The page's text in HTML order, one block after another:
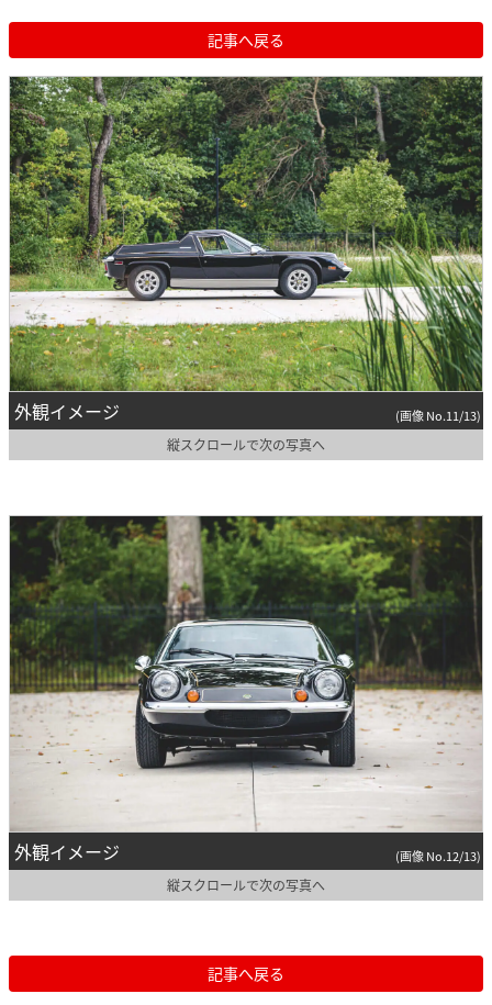
記事へ戻る
外観イメージ (画像 No.11/13)
縦スクロールで次の写真へ
外観イメージ (画像 No.12/13)
縦スクロールで次の写真へ
記事へ戻る